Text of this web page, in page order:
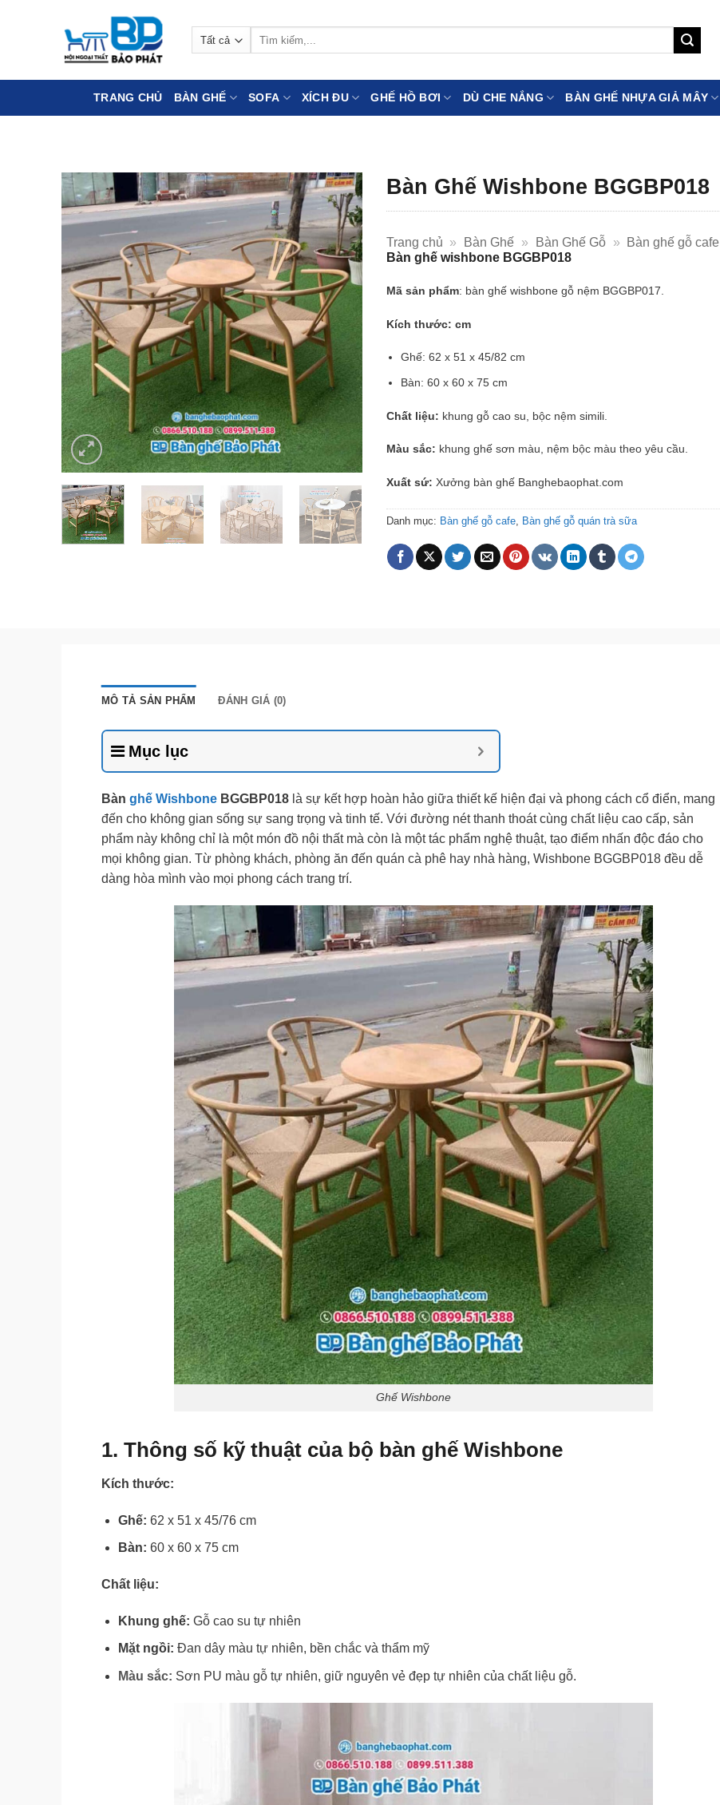
TRANG CHỦ BÀN GHẾ SOFA XÍCH ĐU GHẾ HỒ BƠI DÙ CHE NẮNG BÀN GHẾ NHỰA GIẢ MÂY
Bàn Ghế Wishbone BGGBP018
Trang chủ » Bàn Ghế » Bàn Ghế Gỗ » Bàn ghế gỗ cafe
Bàn ghế wishbone BGGBP018
Mã sản phẩm: bàn ghế wishbone gỗ nệm BGGBP017.
Kích thước: cm
Ghế: 62 x 51 x 45/82 cm
Bàn: 60 x 60 x 75 cm
Chất liệu: khung gỗ cao su, bộc nệm simili.
Màu sắc: khung ghế sơn màu, nệm bộc màu theo yêu cầu.
Xuất sứ: Xưởng bàn ghế Banghebaophat.com
Danh mục: Bàn ghế gỗ cafe, Bàn ghế gỗ quán trà sữa
MÔ TẢ SẢN PHẨM ĐÁNH GIÁ (0)
Mục lục
Bàn ghế Wishbone BGGBP018 là sự kết hợp hoàn hảo giữa thiết kế hiện đại và phong cách cổ điển, mang
đến cho không gian sống sự sang trọng và tinh tế. Với đường nét thanh thoát cùng chất liệu cao cấp, sản
phẩm này không chỉ là một món đồ nội thất mà còn là một tác phẩm nghệ thuật, tạo điểm nhấn độc đáo cho
mọi không gian. Từ phòng khách, phòng ăn đến quán cà phê hay nhà hàng, Wishbone BGGBP018 đều dễ
dàng hòa mình vào mọi phong cách trang trí.
Ghế Wishbone
1. Thông số kỹ thuật của bộ bàn ghế Wishbone
Kích thước:
Ghế: 62 x 51 x 45/76 cm
Bàn: 60 x 60 x 75 cm
Chất liệu:
Khung ghế: Gỗ cao su tự nhiên
Mặt ngồi: Đan dây màu tự nhiên, bền chắc và thẩm mỹ
Màu sắc: Sơn PU màu gỗ tự nhiên, giữ nguyên vẻ đẹp tự nhiên của chất liệu gỗ.